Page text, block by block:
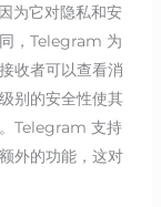
为它对隐私和安
，Telegram 为
收者可以查看消
别的安全性使其
Telegram 支持
外的功能，这对